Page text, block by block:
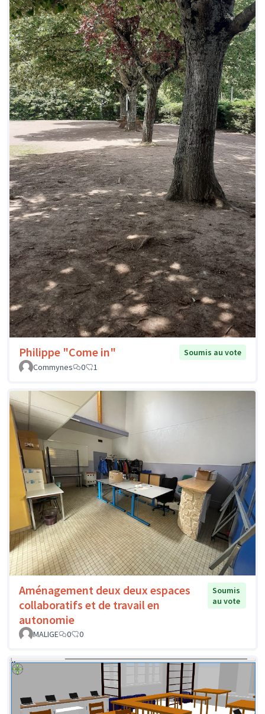
Philippe "Come in"
Soumis au vote
Commynes
0 1
Aménagement deux deux espaces
collaboratifs et de travail en
autonomie
Soumis
au vote
MALIGE 0 0